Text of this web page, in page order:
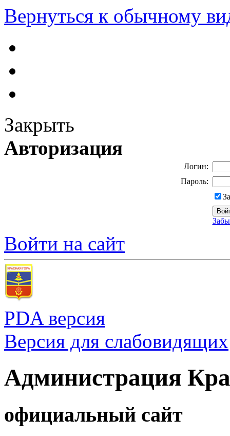
Вернуться к обычному
Закрыть
Авторизация
Логин:
Пароль:
Войти на сайт
PDA версия
Версия для слабовидящих
Администрация
официальный сайт